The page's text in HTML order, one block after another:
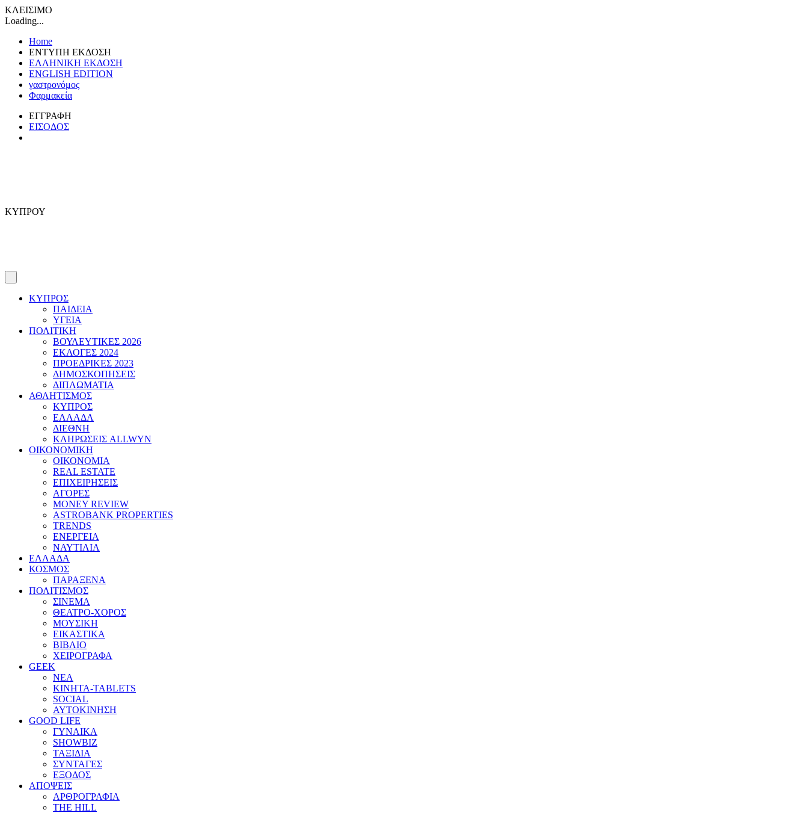
ΚΛΕΙΣΙΜΟ
Loading...
Home
ΕΝΤΥΠΗ ΕΚΔΟΣΗ
ΕΛΛΗΝΙΚΗ ΕΚΔΟΣΗ
ENGLISH EDITION
γαστρονόμος
Φαρμακεία
ΕΓΓΡΑΦΗ
ΕΙΣΟΔΟΣ
ΚΥΠΡΟΥ
ΚΥΠΡΟΣ
ΠΑΙΔΕΙΑ
ΥΓΕΙΑ
ΠΟΛΙΤΙΚΗ
ΒΟΥΛΕΥΤΙΚΕΣ 2026
ΕΚΛΟΓΕΣ 2024
ΠΡΟΕΔΡΙΚΕΣ 2023
ΔΗΜΟΣΚΟΠΗΣΕΙΣ
ΔΙΠΛΩΜΑΤΙΑ
ΑΘΛΗΤΙΣΜΟΣ
ΚΥΠΡΟΣ
ΕΛΛΑΔΑ
ΔΙΕΘΝΗ
ΚΛΗΡΩΣΕΙΣ ALLWYN
ΟΙΚΟΝΟΜΙΚΗ
ΟΙΚΟΝΟΜΙΑ
REAL ESTATE
ΕΠΙΧΕΙΡΗΣΕΙΣ
ΑΓΟΡΕΣ
MONEY REVIEW
ASTROBANK PROPERTIES
TRENDS
ΕΝΕΡΓΕΙΑ
ΝΑΥΤΙΛΙΑ
ΕΛΛΑΔΑ
ΚΟΣΜΟΣ
ΠΑΡΑΞΕΝΑ
ΠΟΛΙΤΙΣΜΟΣ
ΣΙΝΕΜΑ
ΘΕΑΤΡΟ-ΧΟΡΟΣ
ΜΟΥΣΙΚΗ
ΕΙΚΑΣΤΙΚΑ
ΒΙΒΛΙΟ
ΧΕΙΡΟΓΡΑΦΑ
GEEK
ΝΕΑ
ΚΙΝΗΤΑ-TABLETS
SOCIAL
ΑΥΤΟΚΙΝΗΣΗ
GOOD LIFE
ΓΥΝΑΙΚΑ
SHOWBIZ
ΤΑΞΙΔΙΑ
ΣΥΝΤΑΓΕΣ
ΕΞΟΔΟΣ
ΑΠΟΨΕΙΣ
ΑΡΘΡΟΓΡΑΦΙΑ
THE HILL